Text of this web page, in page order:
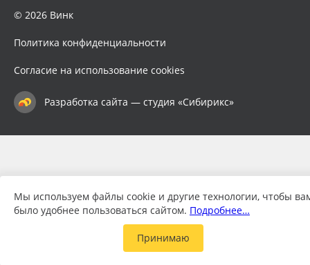
© 2026 Винк
Политика конфиденциальности
Согласие на использование cookies
Разработка сайта — студия «Сибирикс»
Мы используем файлы cookie и другие технологии, чтобы
было удобнее пользоваться сайтом. Подробнее…
Принимаю